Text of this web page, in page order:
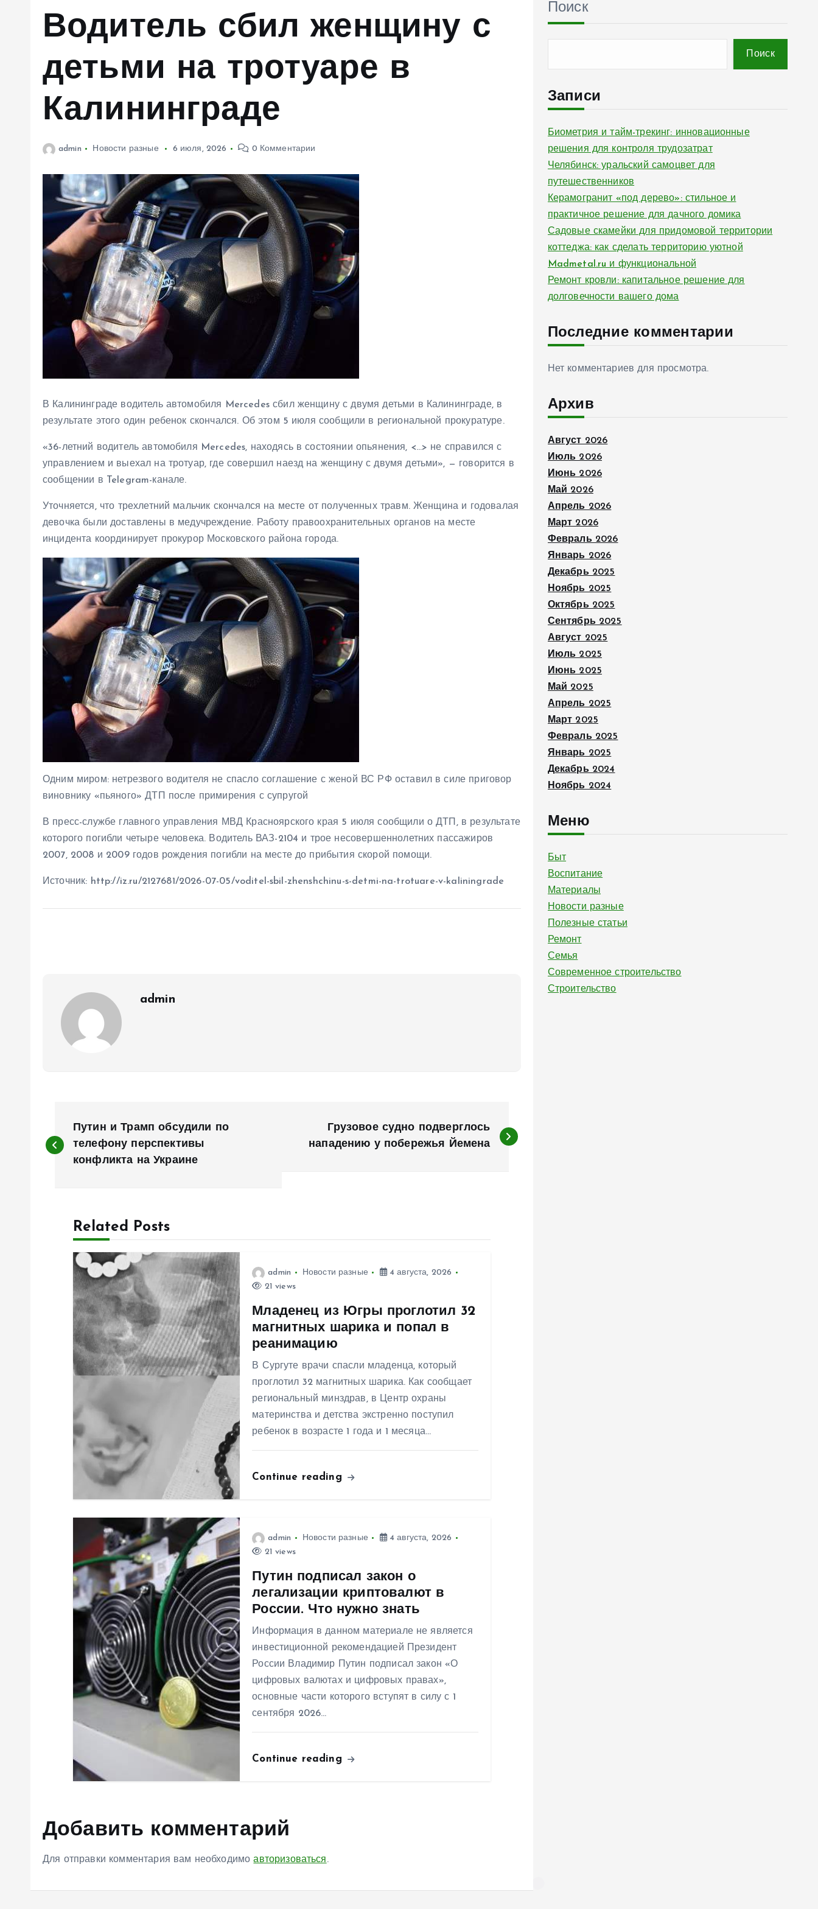
Водитель сбил женщину с
детьми на тротуаре в
Калининграде
admin Новости разные 6 июля, 2026 0 Комментарии
В Калининграде водитель автомобиля Mercedes сбил женщину с двумя детьми в Калининграде, в
результате этого один ребенок скончался. Об этом 5 июля сообщили в региональной прокуратуре.
«36-летний водитель автомобиля Mercedes, находясь в состоянии опьянения, <…> не справился с
управлением и выехал на тротуар, где совершил наезд на женщину с двумя детьми», — говорится в
сообщении в Telegram-канале.
Уточняется, что трехлетний мальчик скончался на месте от полученных травм. Женщина и годовалая
девочка были доставлены в медучреждение. Работу правоохранительных органов на месте
инцидента координирует прокурор Московского района города.
Одним миром: нетрезвого водителя не спасло соглашение с женой ВС РФ оставил в силе приговор
виновнику «пьяного» ДТП после примирения с супругой
В пресс-службе главного управления МВД Красноярского края 5 июля сообщили о ДТП, в результате
которого погибли четыре человека. Водитель ВАЗ-2104 и трое несовершеннолетних пассажиров
2007, 2008 и 2009 годов рождения погибли на месте до прибытия скорой помощи.
Источник: http://iz.ru/2127681/2026-07-05/voditel-sbil-zhenshchinu-s-detmi-na-trotuare-v-kaliningrade
admin
а
Путин и Трамп обсудили по
телефону перспективы
конфликта на Украине
Грузовое судно подверглось
нападению у побережья Йемена
Related Posts
admin Новости разные
4 августа, 2026
21 views
Младенец из Югры проглотил 32
магнитных шарика и попал в
реанимацию
В Сургуте врачи спасли младенца, который
проглотил 32 магнитных шарика. Как сообщает
региональный минздрав, в Центр охраны
материнства и детства экстренно поступил
ребенок в возрасте 1 года и 1 месяца…
Continue reading
admin Новости разные
4 августа, 2026
21 views
Путин подписал закон о
легализации криптовалют в
России. Что нужно знать
Информация в данном материале не является
инвестиционной рекомендацией Президент
России Владимир Путин подписал закон «О
цифровых валютах и цифровых правах»,
основные части которого вступят в силу с 1
сентября 2026…
Continue reading
Добавить комментарий
Для отправки комментария вам необходимоавторизоваться.
Поиск
Поиск
Записи
Биометрия и тайм-трекинг: инновационные
решения для контроля трудозатрат
Челябинск: уральский самоцвет для
путешественников
Керамогранит «под дерево»: стильное и
практичное решение для дачного домика
Садовые скамейки для придомовой территории
коттеджа: как сделать территорию уютной
Madmetal.ru и функциональной
Ремонт кровли: капитальное решение для
долговечности вашего дома
Последние комментарии
Нет комментариев для просмотра.
Архив
Август 2026
Июль 2026
Июнь 2026
Май 2026
Апрель 2026
Март 2026
Февраль 2026
Январь 2026
Декабрь 2025
Ноябрь 2025
Октябрь 2025
Сентябрь 2025
Август 2025
Июль 2025
Июнь 2025
Май 2025
Апрель 2025
Март 2025
Февраль 2025
Январь 2025
Декабрь 2024
Ноябрь 2024
Меню
Быт
Воспитание
Материалы
Новости разные
Полезные статьи
Ремонт
Семья
Современное строительство
Строительство